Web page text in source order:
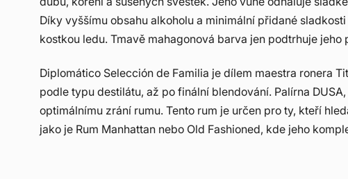
Díky vyššímu obsahu alkoholu a minimální přidané
kostkou ledu. Tmavě mahagonová barva jen podtrhuje
Diplomático Selección de Familia je dílem maestra ronera
podle typu destilátu, až po finální blendování. Palírna
optimálnímu zrání rumu. Tento rum je určen pro ty, kteří
jako je Rum Manhattan nebo Old Fashioned, kde jeho